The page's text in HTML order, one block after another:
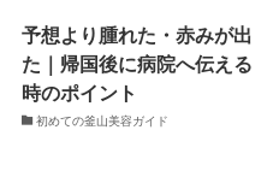
予想より腫れた・赤みが出
た｜帰国後に病院へ伝える
時のポイント
初めての釜山美容ガイド